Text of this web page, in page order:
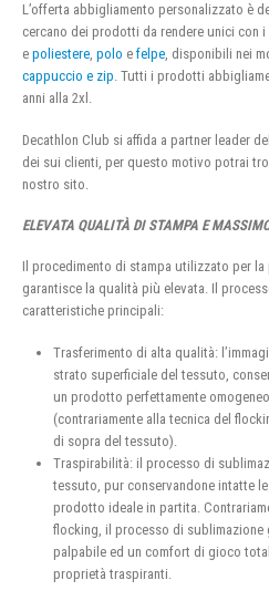
L’offerta abbigliamento personalizzato è
cercano dei prodotti da rendere unici con
e poliestere, polo e felpe, disponibili nei
cappuccio e zip. Tutti i prodotti
anni alla 2xl.
Decathlon Club si affida a partner leader
dei sui clienti, per questo motivo potrai
nostro sito.
ELEVATA QUALITÀ DI STAMPA E
Il procedimento di stampa utilizzato per
garantisce la qualità più elevata. Il
caratteristiche principali:
Trasferimento di alta qualità:
strato superficiale del tessuto,
un prodotto perfettamente
(contrariamente alla tecnica del
di sopra del tessuto).
Traspirabilità: il processo di
tessuto, pur conservandone intatte
prodotto ideale in partita.
flocking, il processo di sublimazione
palpabile ed un comfort di gioco
proprietà traspiranti.